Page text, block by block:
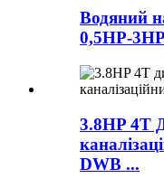
Водяний
0,5HP-
3.8HP 4T
DWB ...